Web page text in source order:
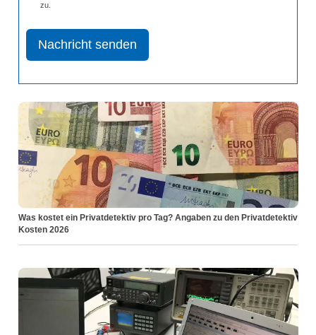
Was kostet ein Privatdetektiv pro Tag? Angaben zu den Privatdetektiv
Kosten 2026
zu.
Nachricht senden